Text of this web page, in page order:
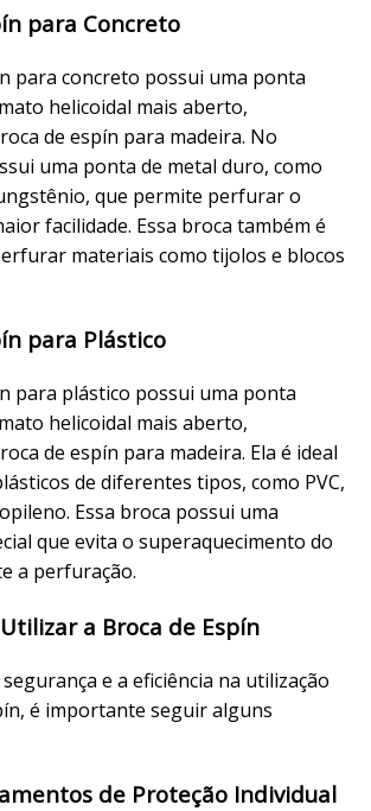
para Concreto
para concreto possui uma ponta
helicoidal mais aberto,
de espín para madeira. No
uma ponta de metal duro, como
que permite perfurar o
facilidade. Essa broca também é
materiais como tijolos e blocos
para Plástico
para plástico possui uma ponta
helicoidal mais aberto,
de espín para madeira. Ela é ideal
de diferentes tipos, como PVC,
Essa broca possui uma
que evita o superaquecimento do
a perfuração.
a Broca de Espín
e a eficiência na utilização
é importante seguir alguns
de Proteção Individual